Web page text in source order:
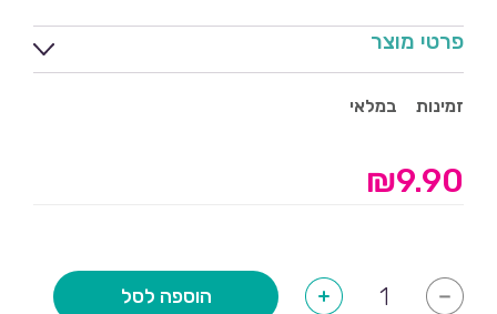
פרטי מוצר
זמינות במלאי
₪9.90
-
של
+ הוספה לסל